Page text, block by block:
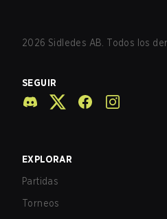
2026 Sidledes AB. Todos los
SEGUIR
EXPLORAR
Partidas
Torneos